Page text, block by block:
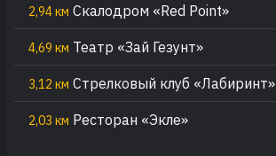
2,94 км Скалодром «Red Point»
4,69 км Театр «Зай Гезунт»
3,12 км Стрелковый клуб «Лабиринт»
2,03 км Ресторан «Экле»